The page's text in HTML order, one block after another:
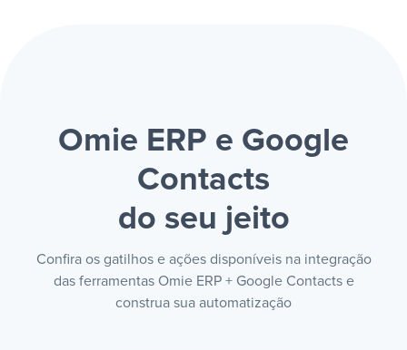
Omie ERP e Google
Contacts
do seu jeito
Confira os gatilhos e ações disponíveis na integração
das ferramentas Omie ERP + Google Contacts e
construa sua automatização